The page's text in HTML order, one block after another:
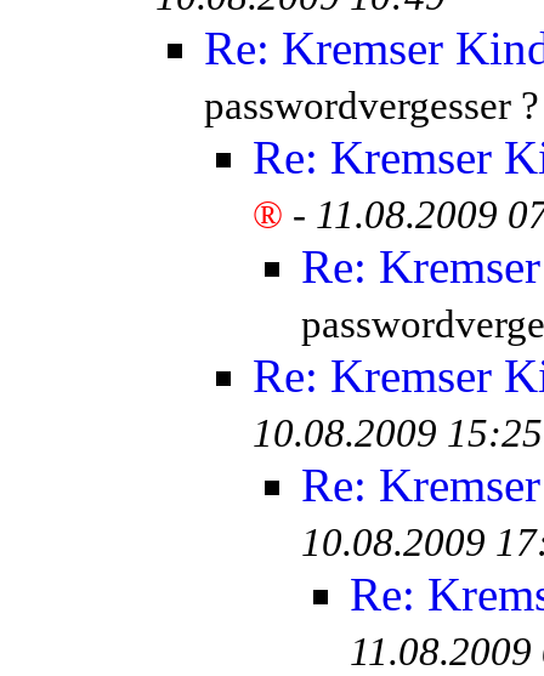
Re: Kremser
passwordvergesser
Re: Kremser
® - 11.08.2009
Re:
Re: Kremser
10.08.2009 15:25
Re:
10.08.2009
Re: